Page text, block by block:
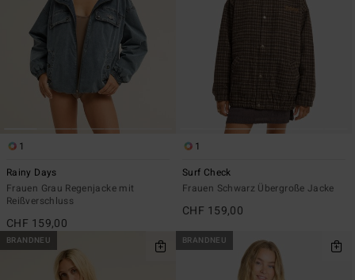
1
Rainy Days
Frauen Grau Regenjacke mit
Reißverschluss
CHF 159,00
1
Surf Check
Frauen Schwarz Übergroße Jacke
CHF 159,00
BRANDNEU BRANDNEU